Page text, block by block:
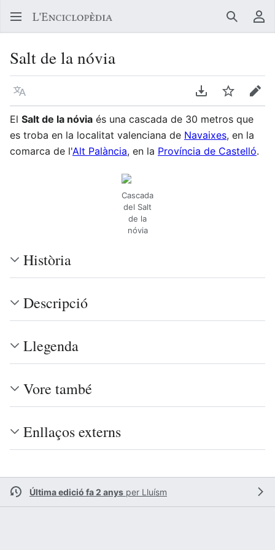
Buscar
Salt de la nóvia
Llegir en un atre idioma Descarregar en
Vigilar
El Salt de la nóvia és una cascada de 30 metros que
es troba en la localitat valenciana de Navaixes, en la
comarca de l'Alt Palància, en la Província de Castelló.
Cascada
del Salt
de la
nóvia
Història
Descripció
Llegenda
Vore també
Enllaços externs
Última edició fa 2 anys per Lluísm